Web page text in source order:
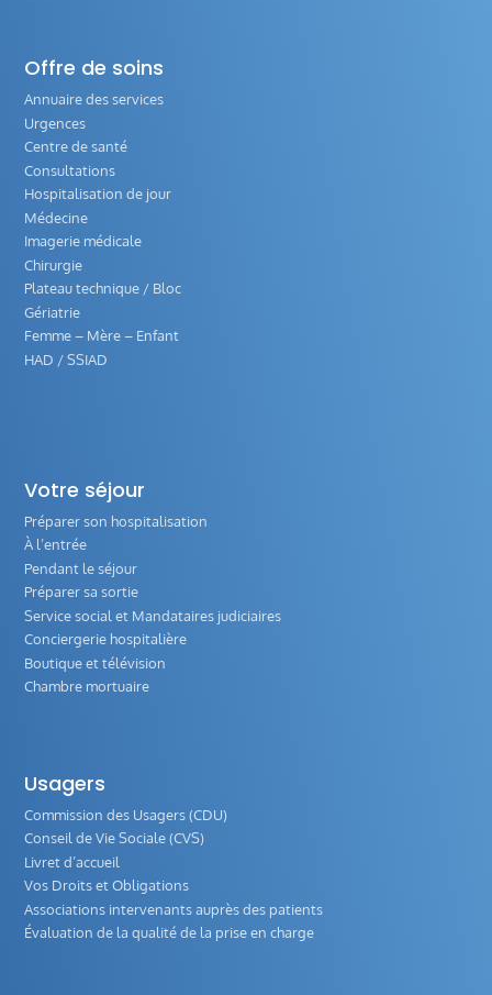
Offre de soins
Annuaire des services
Urgences
Centre de santé
Consultations
Hospitalisation de jour
Médecine
Imagerie médicale
Chirurgie
Plateau technique / Bloc
Gériatrie
Femme – Mère – Enfant
HAD / SSIAD
Votre séjour
Préparer son hospitalisation
À l’entrée
Pendant le séjour
Préparer sa sortie
Service social et Mandataires judiciaires
Conciergerie hospitalière
Boutique et télévision
Chambre mortuaire
Usagers
Commission des Usagers (CDU)
Conseil de Vie Sociale (CVS)
Livret d’accueil
Vos Droits et Obligations
Associations intervenants auprès des patients
Évaluation de la qualité de la prise en charge